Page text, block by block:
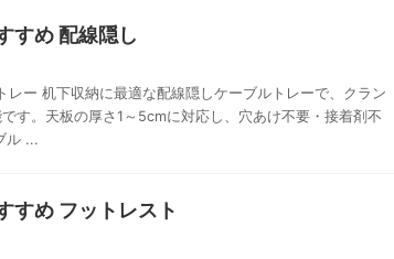
すめ 配線隠し
レー 机下収納に最適な配線隠しケーブルトレーで、クラン
す。天板の厚さ1～5cmに対応し、穴あけ不要・接着剤不
ル ...
すめ フットレスト